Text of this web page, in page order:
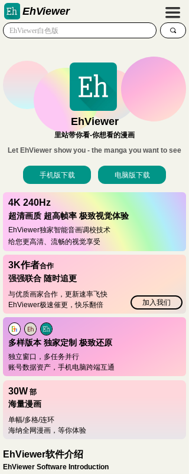
끠
EhViewer 끀
EhViewer
里站带你看-你想看的漫画
Let EhViewer show you - the manga you want to see
手机版下载 电脑版下载
多样版本 独家定制 极致还原
独立窗口，多任务并行
账号数据资产，手机电脑跨端互通
30W 部
单幅/多格/连环
海纳全网漫画，等你体验
海量漫画
4K 240Hz
超清画质 超高帧率 极致视觉体验
EhViewer独家智能音画调校技术
给您更高清、流畅的视觉享受
3K作者合作
与优质画家合作，更新速率飞快
EhViewer极速催更，快乐翻倍
强强联合 随时追更
加入我们
EhViewer软件介绍
EhViewer Software Introduction